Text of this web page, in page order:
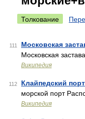
Толкование
111 Московская
Московская
Википедия
112 Клайпедский порт
морской порт
Википедия